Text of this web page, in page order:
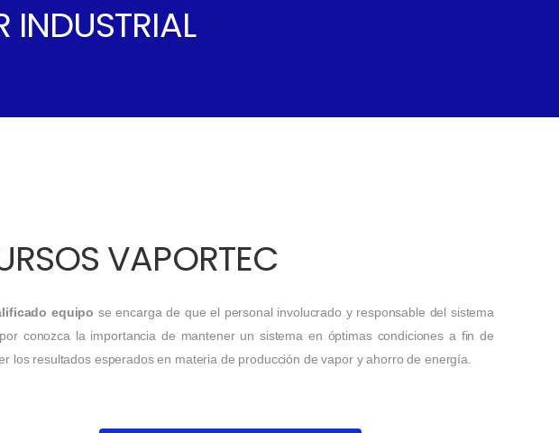
INDUSTRIAL
VAPORTEC
equipo se encarga de que el personal involucrado y responsable del sistema
conozca la importancia de mantener un sistema en óptimas condiciones a fin de
los resultados esperados en materia de producción de vapor y ahorro de energía.